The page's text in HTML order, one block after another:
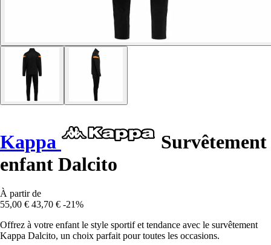
Kappa
Survêtement
enfant Dalcito
À partir de
55,00 € 43,70 € -21%
Offrez à votre enfant le style sportif et tendance avec le survêtement
Kappa Dalcito, un choix parfait pour toutes les occasions.